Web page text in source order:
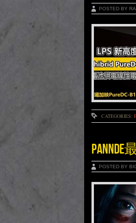
POSTED BY
CATEGORIES:
POSTED BY